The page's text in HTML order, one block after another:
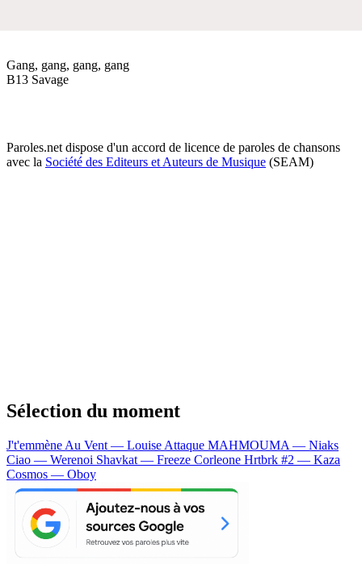
Gang, gang, gang, gang
B13 Savage
Paroles.net dispose d'un accord de licence de paroles de chansons
avec la Société des Editeurs et Auteurs de Musique (SEAM)
Sélection du moment
J't'emmène Au Vent — Louise Attaque MAHMOUMA — Niaks
Ciao — Werenoi Shavkat — Freeze Corleone Hrtbrk #2 — Kaza
Cosmos — Oboy